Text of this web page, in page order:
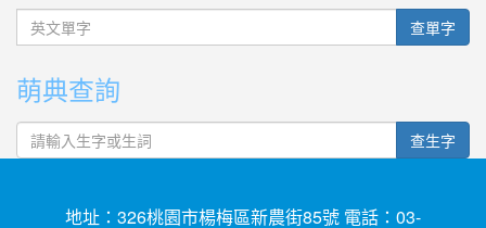
英文單字 查單字
萌典查詢
查生字
地址：326桃園市楊梅區新農街85號 電話：03-